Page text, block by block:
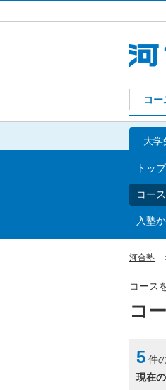
コ
大学
トップ
コー
入塾
河合塾
コ
コース
5 件
現在